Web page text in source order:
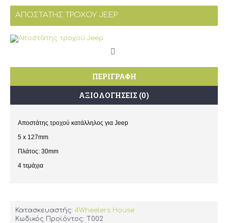
ΑΠΟΣΤΆΤΗΣ ΤΡΟΧΟΎ JEEP
ΠΕΡΙΓΡΑΦΉ
ΑΞΙΟΛΟΓΉΣΕΙΣ (0)
Αποστάτης τροχού κατάλληλος για Jeep
5 x 127mm
Πλάτος: 30mm
4 τεμάχια
Κατασκευαστής: 4Wheelers House
Κωδικός Προϊόντος:
T002